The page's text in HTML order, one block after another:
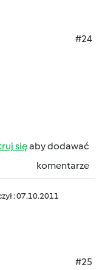
#24
sięaby dodawać
komentarze
: 07.10.2011
#25